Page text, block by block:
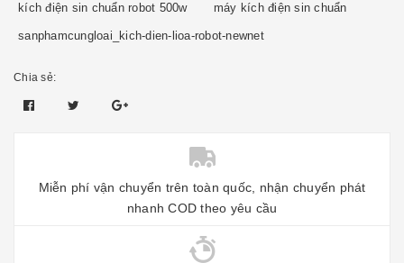
kích điện sin chuẩn robot 500w máy kích điện sin chuẩn
sanphamcungloai_kich-dien-lioa-robot-newnet
Chia sẻ:
Miễn phí vận chuyển trên toàn quốc, nhận chuyển phát
nhanh COD theo yêu cầu